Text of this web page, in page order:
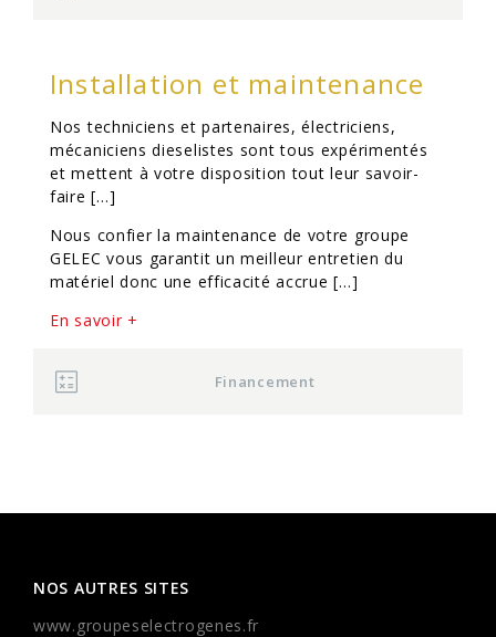
Installation et maintenance
Nos techniciens et partenaires, électriciens,
mécaniciens dieselistes sont tous expérimentés
et mettent à votre disposition tout leur savoir-
faire […]
Nous confier la maintenance de votre groupe
GELEC vous garantit un meilleur entretien du
matériel donc une efficacité accrue […]
En savoir +
Financement
NOS AUTRES SITES
www.groupeselectrogenes.fr